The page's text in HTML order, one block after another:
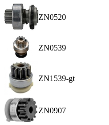
ZN0520
ZN0539
ZN1539-gt
ZN0907